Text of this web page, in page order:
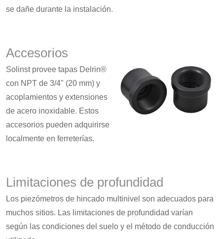
se dañe durante la instalación.
Accesorios
Solinst provee tapas Delrin®
con NPT de 3/4" (20 mm) y
acoplamientos y extensiones
de acero inoxidable. Estos
accesorios pueden adquirirse
localmente en ferreterías.
Limitaciones de profundidad
Los piezómetros de hincado multinivel son adecuados para
muchos sitios. Las limitaciones de profundidad varían
según las condiciones del suelo y el método de conducción